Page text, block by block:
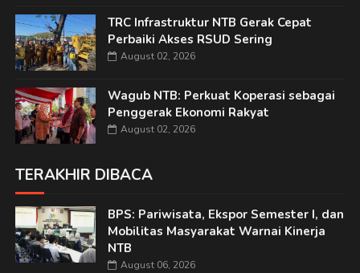
TRC Infrastruktur NTB Gerak Cepat
Perbaiki Akses RSUD Sering
August 02, 2026
Wagub NTB: Perkuat Koperasi sebagai
Penggerak Ekonomi Rakyat
August 02, 2026
TERAKHIR DIBACA
BPS: Pariwisata, Ekspor Semester I, dan
Mobilitas Masyarakat Warnai Kinerja
NTB
August 06, 2026